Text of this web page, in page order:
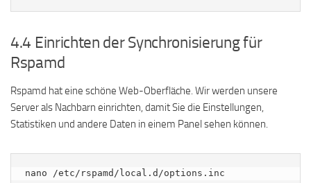
4.4 Einrichten der Synchronisierung für
Rspamd
Rspamd hat eine schöne Web-Oberfläche. Wir werden unsere
Server als Nachbarn einrichten, damit Sie die Einstellungen,
Statistiken und andere Daten in einem Panel sehen können.
nano /etc/rspamd/local.d/options.inc